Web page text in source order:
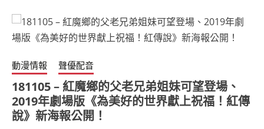
動漫情報 聲優配音
181105 – 紅魔鄉的父老兄弟姐妹可望登場、
2019年劇場版《為美好的世界獻上祝福！紅傳
說》新海報公開！